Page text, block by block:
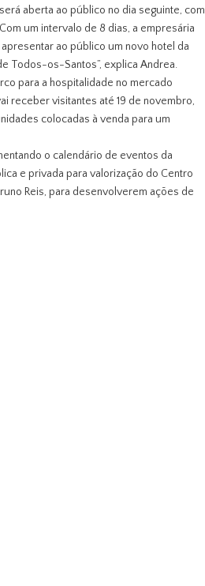
aberta ao público no dia seguinte, com
um intervalo de 8 dias, a empresária
ao público um novo hotel da
Todos-os-Santos”, explica Andrea.
para a hospitalidade no mercado
receber visitantes até 19 de novembro,
colocadas à venda para um
o calendário de eventos da
e privada para valorização do Centro
Reis, para desenvolverem ações de